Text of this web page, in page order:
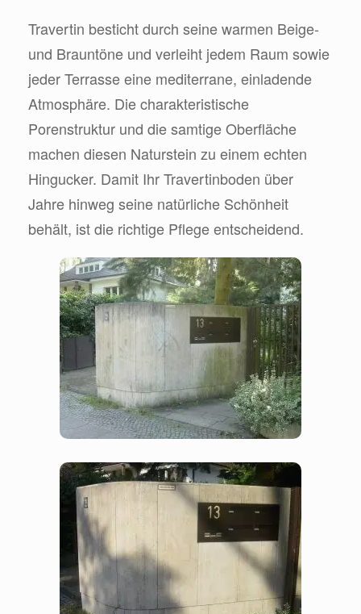
Travertin besticht durch seine warmen Beige-
und Brauntöne und verleiht jedem Raum sowie
jeder Terrasse eine mediterrane, einladende
Atmosphäre. Die charakteristische
Porenstruktur und die samtige Oberfläche
machen diesen Naturstein zu einem echten
Hingucker. Damit Ihr Travertinboden über
Jahre hinweg seine natürliche Schönheit
behält, ist die richtige Pflege entscheidend.